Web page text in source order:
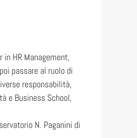
in HR Management,
passare al ruolo di
responsabilità,
e Business School,
N. Paganini di